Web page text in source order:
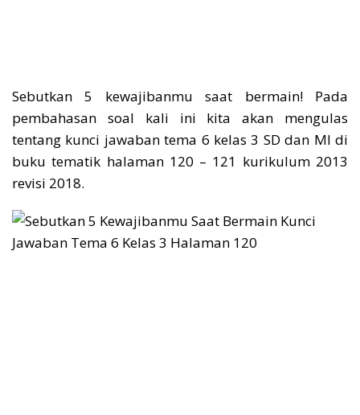
Sebutkan 5 kewajibanmu saat bermain! Pada
pembahasan soal kali ini kita akan mengulas
tentang kunci jawaban tema 6 kelas 3 SD dan MI di
buku tematik halaman 120 – 121 kurikulum 2013
revisi 2018.